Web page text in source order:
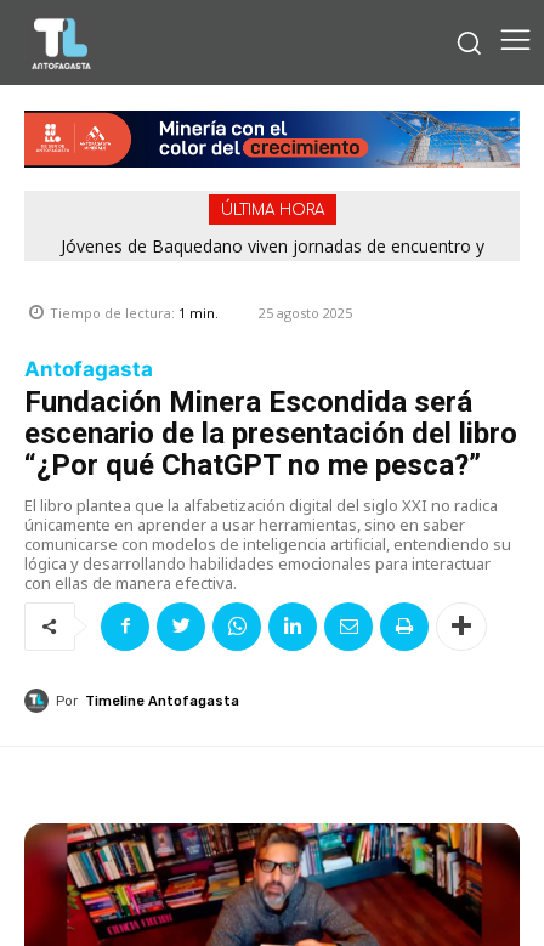
ÚLTIMA HORA
Jóvenes de Baquedano viven jornadas de encuentro y
Tiempo de lectura: 1 min. 25 agosto 2025
Antofagasta
Fundación Minera Escondida será
escenario de la presentación del libro
“¿Por qué ChatGPT no me pesca?”
El libro plantea que la alfabetización digital del siglo XXI no radica
únicamente en aprender a usar herramientas, sino en saber
comunicarse con modelos de inteligencia artificial, entendiendo su
lógica y desarrollando habilidades emocionales para interactuar
con ellas de manera efectiva.
Por Timeline Antofagasta